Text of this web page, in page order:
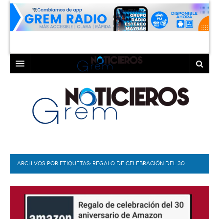
LAGUNA
TORREÓN
GÓMEZ PALACIO
LERDO
COAHUILA
DURANGO
DEPORTES
ARCHIVOS POR ETIQUETAS: REGALO DE CELEBRACIÓN DEL 30